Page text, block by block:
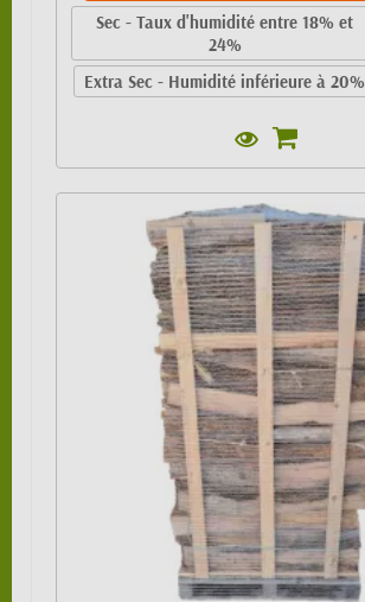
Sec - Taux d'humidité entre 18% et
24%
Extra Sec - Humidité inférieure à 20%